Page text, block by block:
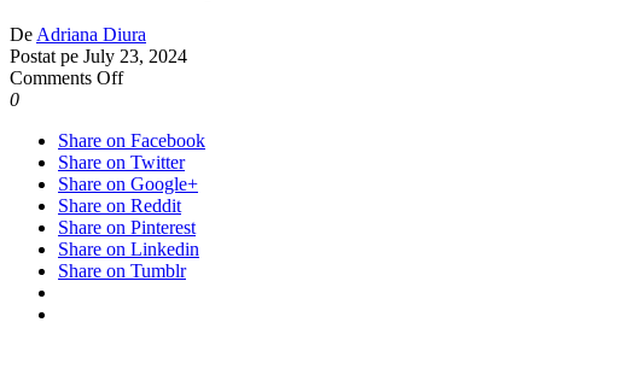
De Adriana Diura
Postat pe July 23, 2024
Comments Offon
din
Crime
din
gelozie
și
Gypsy
Rose
0
Share on Facebook
Share on Twitter
Share on Google+
Share on Reddit
Share on Pinterest
Share on Linkedin
Share on Tumblr